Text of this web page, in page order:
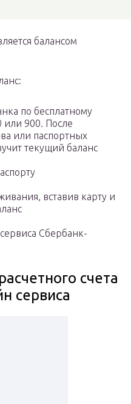
балансом
по бесплатному
или 900. После
или паспортных
текущий баланс
вставив карту и
Сбербанк-
счета
сервиса